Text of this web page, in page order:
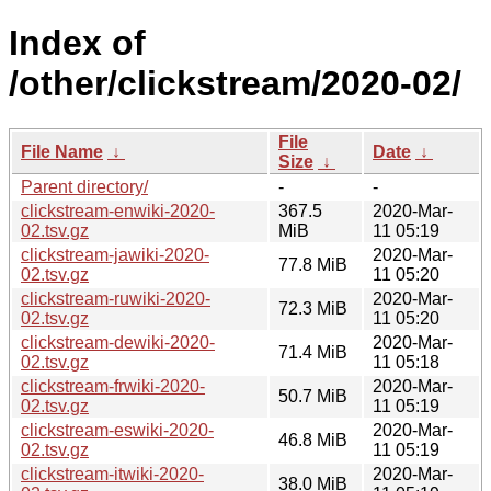
Index of
/other/clickstream/2020-02/
File Name ↓
File
Size ↓
Date ↓
Parent directory/
-
-
clickstream-enwiki-2020-
02.tsv.gz
367.5
MiB
2020-Mar-
11 05:19
clickstream-jawiki-2020-
02.tsv.gz
77.8 MiB
2020-Mar-
11 05:20
clickstream-ruwiki-2020-
02.tsv.gz
72.3 MiB
2020-Mar-
11 05:20
clickstream-dewiki-2020-
02.tsv.gz
71.4 MiB
2020-Mar-
11 05:18
clickstream-frwiki-2020-
02.tsv.gz
50.7 MiB
2020-Mar-
11 05:19
clickstream-eswiki-2020-
02.tsv.gz
46.8 MiB
2020-Mar-
11 05:19
clickstream-itwiki-2020-
38.0 MiB
2020-Mar-